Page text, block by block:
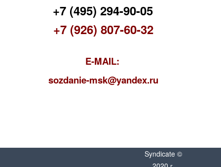
+7 (495) 294-90-05
+7 (926) 807-60-32
E-MAIL:
sozdanie-msk@yandex.ru
Syndicate ©